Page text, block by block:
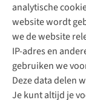
analytische
website wordt
we de website
IP-adres en
gebruiken we
Deze data delen
Je kunt altijd je